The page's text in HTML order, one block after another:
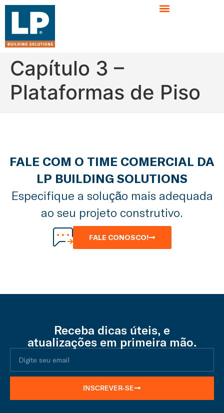
Capítulo 3 –
Plataformas de Piso
FALE COM O TIME COMERCIAL DA
LP BUILDING SOLUTIONS
Especifique a solução mais adequada
ao seu projeto construtivo.
FALE CONOSCO!
Receba dicas úteis, e
atualizações em primeira mão.
INSCREVER-SE